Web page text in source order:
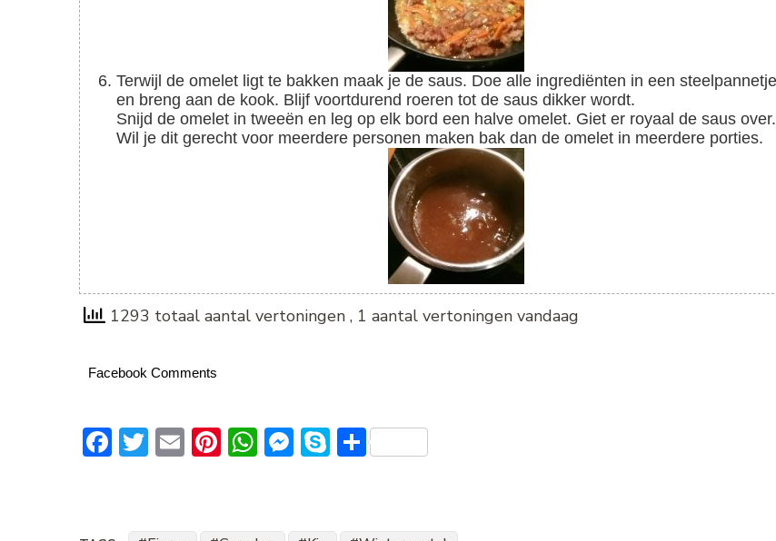
Terwijl de omelet ligt te bakken maak je de saus. Doe alle ingrediënten in een steelpannetje
en breng aan de kook. Blijf voortdurend roeren tot de saus dikker wordt.
Snijd de omelet in tweeën en leg op elk bord een halve omelet. Giet er royaal de saus over.
Wil je dit gerecht voor meerdere personen maken bak dan de omelet in meerdere porties.
1293 totaal aantal vertoningen , 1 aantal vertoningen vandaag
Facebook Comments
Facebook
Twitter
EmailPinterest
WhatsApp
Messenger
Skype
Delen